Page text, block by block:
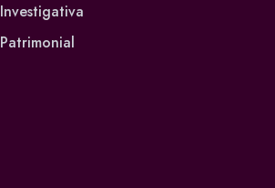
Investigativa
Patrimonial